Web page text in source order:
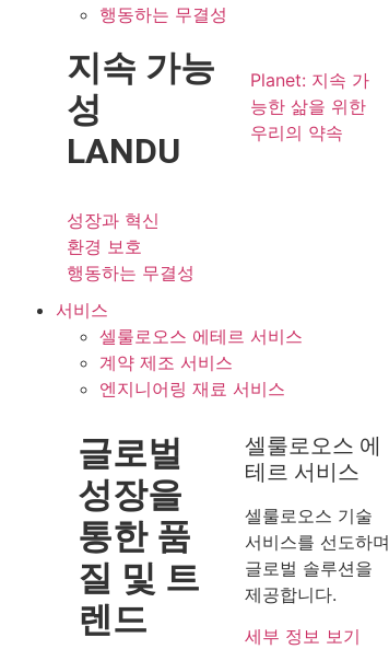
행동하는 무결성
지속 가능
성
LANDU
성장과 혁신
환경 보호
행동하는 무결성
Planet: 지속 가
능한 삶을 위한
우리의 약속
서비스
셀룰로오스 에테르 서비스
계약 제조 서비스
엔지니어링 재료 서비스
글로벌
성장을
통한 품
질 및 트
렌드
셀룰로오스 에
테르 서비스
셀룰로오스 기술
서비스를 선도하며
글로벌 솔루션을
제공합니다.
세부 정보 보기